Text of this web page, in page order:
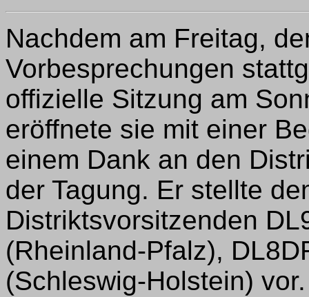
Nachdem am Freitag,
Vorbesprechungen
offizielle Sitzung am
eröffnete sie mit einer
einem Dank an den
der Tagung. Er stellte
Distriktsvorsitzenden
(Rheinland-Pfalz),
(Schleswig-Holstein)